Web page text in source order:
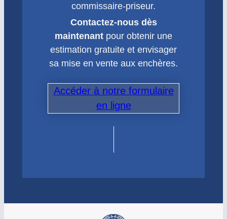
commissaire-priseur.
Contactez-nous dès
maintenant pour obtenir une
estimation gratuite et envisager
sa mise en vente aux enchères.
Accéder à notre formulaire
en ligne